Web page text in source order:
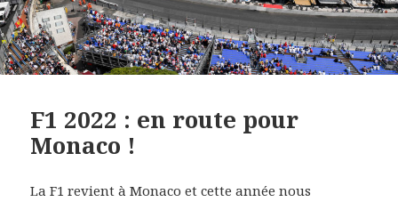
F1 2022 : en route pour
Monaco !
La F1 revient à Monaco et cette année nous